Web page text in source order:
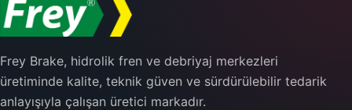
Frey Brake, hidrolik fren ve debriyaj merkezleri
üretiminde kalite, teknik güven ve sürdürülebilir tedarik
anlayışıyla çalışan üretici markadır.